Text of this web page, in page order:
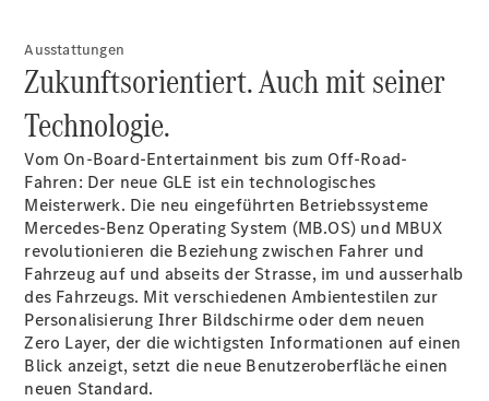
Anbieter/Datenschutz
Ausstattungen
Zukunftsorientiert. Auch mit seiner
Technologie.
Vom On-Board-Entertainment bis zum Off-Road-
Fahren: Der neue GLE ist ein technologisches
Meisterwerk. Die neu eingeführten Betriebssysteme
Mercedes-Benz Operating System (MB.OS) und MBUX
revolutionieren die Beziehung zwischen Fahrer und
Fahrzeug auf und abseits der Strasse, im und ausserhalb
des Fahrzeugs. Mit verschiedenen Ambientestilen zur
Personalisierung Ihrer Bildschirme oder dem neuen
Zero Layer, der die wichtigsten Informationen auf einen
Blick anzeigt, setzt die neue Benutzeroberfläche einen
neuen Standard.